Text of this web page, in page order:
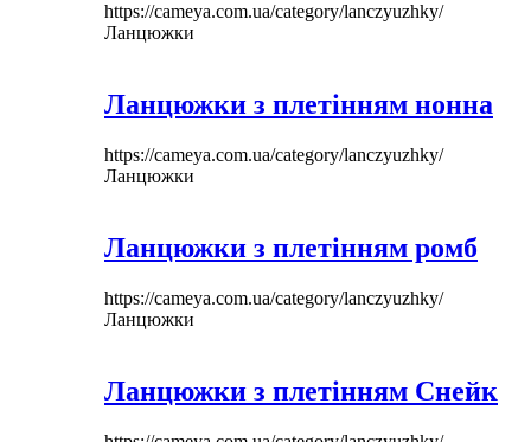
https://cameya.com.ua/category/lanczyuzhky/
Ланцюжки
Ланцюжки з плетінням нонна
https://cameya.com.ua/category/lanczyuzhky/
Ланцюжки
Ланцюжки з плетінням ромб
https://cameya.com.ua/category/lanczyuzhky/
Ланцюжки
Ланцюжки з плетінням Снейк